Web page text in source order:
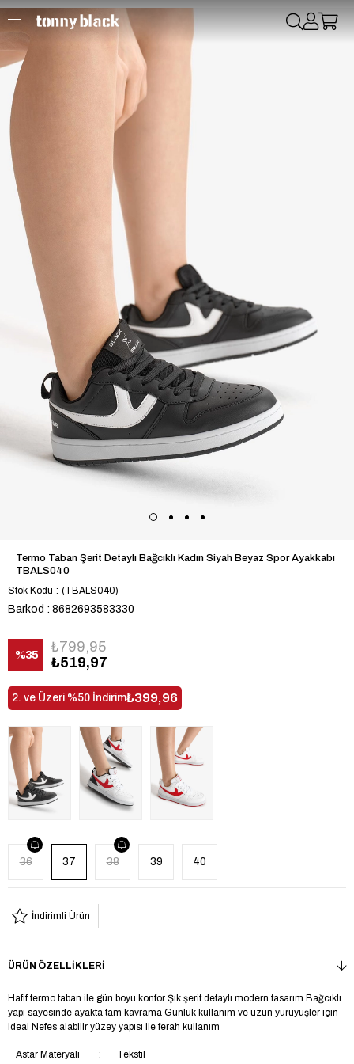
Termo Taban Şerit Detaylı Bağcıklı Kadın Siyah Beyaz Spor Ayakkabı
TBALS040
Stok Kodu
(TBALS040)
Barkod : 8682693583330
%35
İndirim
₺799,95
₺519,97
2. ve Üzeri %50 İndirim₺399,96
36 37 38 39 40
İndirimli Ürün
ÜRÜN ÖZELLIKLERI
Hafif termo taban ile gün boyu konfor Şık şerit detaylı modern tasarım Bağcıklı
yapı sayesinde ayakta tam kavrama Günlük kullanım ve uzun yürüyüşler için
ideal Nefes alabilir yüzey yapısı ile ferah kullanım
Astar Materyali Tekstil